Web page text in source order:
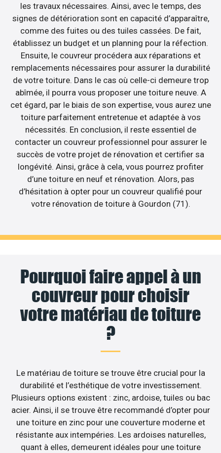
les travaux nécessaires. Ainsi, avec le temps, des
signes de détérioration sont en capacité d’apparaître,
comme des fuites ou des tuiles cassées. De fait,
établissez un budget et un planning pour la réfection.
Ensuite, le couvreur procédera aux réparations et
remplacements nécessaires pour assurer la durabilité
de votre toiture. Dans le cas où celle-ci demeure trop
abîmée, il pourra vous proposer une toiture neuve. A
cet égard, par le biais de son expertise, vous aurez une
toiture parfaitement entretenue et adaptée à vos
nécessités. En conclusion, il reste essentiel de
contacter un couvreur professionnel pour assurer le
succès de votre projet de rénovation et certifier sa
longévité. Ainsi, grâce à cela, vous pourrez profiter
d’une toiture en neuf et rénovation. Alors, pas
d’hésitation à opter pour un couvreur qualifié pour
votre rénovation de toiture à Gourdon (71).
Pourquoi faire appel à un
couvreur pour choisir
votre matériau de toiture
?
Le matériau de toiture se trouve être crucial pour la
durabilité et l’esthétique de votre investissement.
Plusieurs options existent : zinc, ardoise, tuiles ou bac
acier. Ainsi, il se trouve être recommandé d’opter pour
une toiture en zinc pour une couverture moderne et
résistante aux intempéries. Les ardoises naturelles,
quant à elles, demeurent idéales pour une toiture